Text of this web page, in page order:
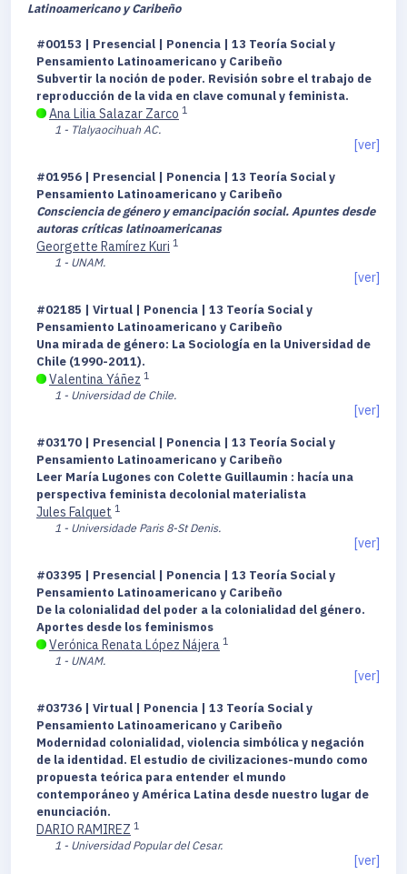
Latinoamericano y Caribeño
#00153 | Presencial | Ponencia | 13 Teoría Social y
Pensamiento Latinoamericano y Caribeño
Subvertir la noción de poder. Revisión sobre el trabajo de
reproducción de la vida en clave comunal y feminista.
Ana Lilia Salazar Zarco 1
1 - Tlalyaocihuah AC.
[ver]
#01956 | Presencial | Ponencia | 13 Teoría Social y
Pensamiento Latinoamericano y Caribeño
Consciencia de género y emancipación social. Apuntes desde
autoras críticas latinoamericanas
Georgette Ramírez Kuri 1
1 - UNAM.
[ver]
#02185 | Virtual | Ponencia | 13 Teoría Social y
Pensamiento Latinoamericano y Caribeño
Una mirada de género: La Sociología en la Universidad de
Chile (1990-2011).
Valentina Yáñez 1
1 - Universidad de Chile.
[ver]
#03170 | Presencial | Ponencia | 13 Teoría Social y
Pensamiento Latinoamericano y Caribeño
Leer María Lugones con Colette Guillaumin : hacía una
perspectiva feminista decolonial materialista
Jules Falquet 1
1 - Universidade Paris 8-St Denis.
[ver]
#03395 | Presencial | Ponencia | 13 Teoría Social y
Pensamiento Latinoamericano y Caribeño
De la colonialidad del poder a la colonialidad del género.
Aportes desde los feminismos
Verónica Renata López Nájera 1
1 - UNAM.
[ver]
#03736 | Virtual | Ponencia | 13 Teoría Social y
Pensamiento Latinoamericano y Caribeño
Modernidad colonialidad, violencia simbólica y negación
de la identidad. El estudio de civilizaciones-mundo como
propuesta teórica para entender el mundo
contemporáneo y América Latina desde nuestro lugar de
enunciación.
DARIO RAMIREZ 1
1 - Universidad Popular del Cesar.
[ver]